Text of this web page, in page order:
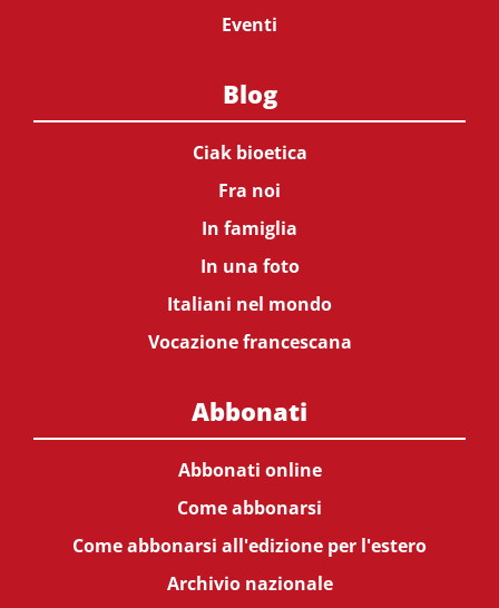
Eventi
Blog
Ciak bioetica
Fra noi
In famiglia
In una foto
Italiani nel mondo
Vocazione francescana
Abbonati
Abbonati online
Come abbonarsi
Come abbonarsi all'edizione per l'estero
Archivio nazionale